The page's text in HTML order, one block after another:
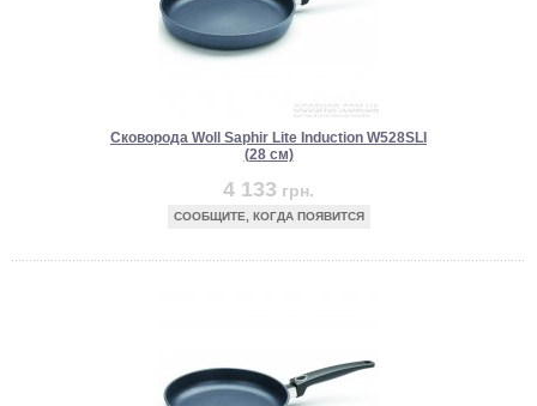
Сковорода Woll Saphir Lite Induction W528SLI
(28 см)
4 133 грн.
СООБЩИТЕ, КОГДА ПОЯВИТСЯ